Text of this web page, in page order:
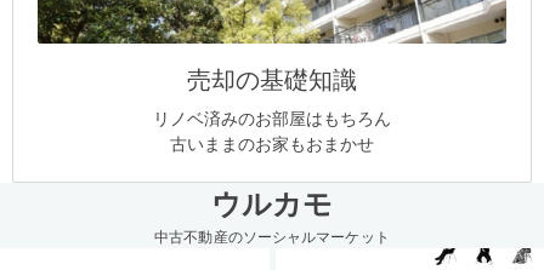
売却の基礎知識
リノベ済みのお部屋はもちろん
古いままのお家もおまかせ
ウルカモ
中古不動産のソーシャルマーケット